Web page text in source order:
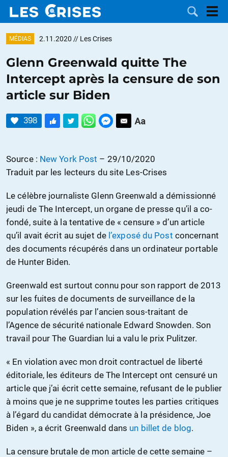
DOSSIERS
CATÉGORIES
NOUS
DON
MÉDIAS 2.11.2020 // Les Crises
Glenn Greenwald quitte The
Intercept après la censure de son
article sur Biden
398
Source : New York Post – 29/10/2020
Traduit par les lecteurs du site Les-Crises
Le célèbre journaliste Glenn Greenwald a démissionné
jeudi de The Intercept, un organe de presse qu’il a co-
fondé, suite à la tentative de « censure » d’un article
qu’il avait écrit au sujet de l’exposé du Post concernant
des documents récupérés dans un ordinateur portable
de Hunter Biden.
Greenwald est surtout connu pour son rapport de 2013
sur les fuites de documents de surveillance de la
population révélés par l’ancien sous-traitant de
l’Agence de sécurité nationale Edward Snowden. Son
travail pour The Guardian lui a valu le prix Pulitzer.
« En violation avec mon droit contractuel de liberté
éditoriale, les éditeurs de The Intercept ont censuré un
article que j’ai écrit cette semaine, refusant de le publier
à moins que je ne supprime toutes les parties critiques
à l’égard du candidat démocrate à la présidence, Joe
Biden », a écrit Greenwald dans un billet de blog.
La censure brutale de mon article de cette semaine –